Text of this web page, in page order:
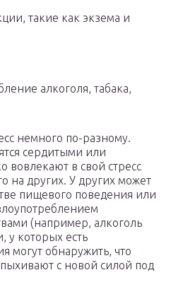
такие как экзема и
алкоголя, табака,
немного по-разному.
сердитыми или
вовлекают в свой стресс
на других. У других может
пищевого поведения или
(например, алкоголь
у которых есть
могут обнаружить, что
с новой силой под